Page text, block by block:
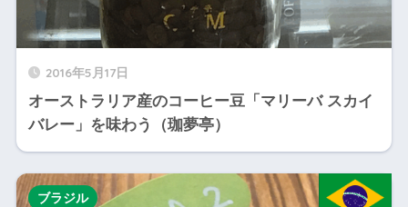
2016年5月17日
オーストラリア産のコーヒー豆「マリーバ スカイ
バレー」を味わう（珈夢亭）
ブラジル